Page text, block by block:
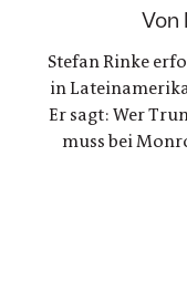
gerade als
Trauer und
Von
Stefan Rinke
in
Er sagt: Wer
muss bei